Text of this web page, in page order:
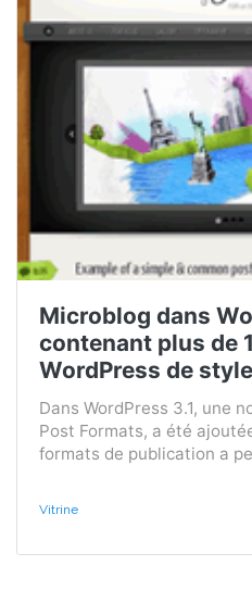
Microblog dans
contenant plus de
WordPress de
Dans WordPress 3.1, une
Post Formats, a été
formats de publication a
Vitrine